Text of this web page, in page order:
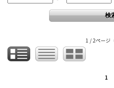
1 / 2ページ
1